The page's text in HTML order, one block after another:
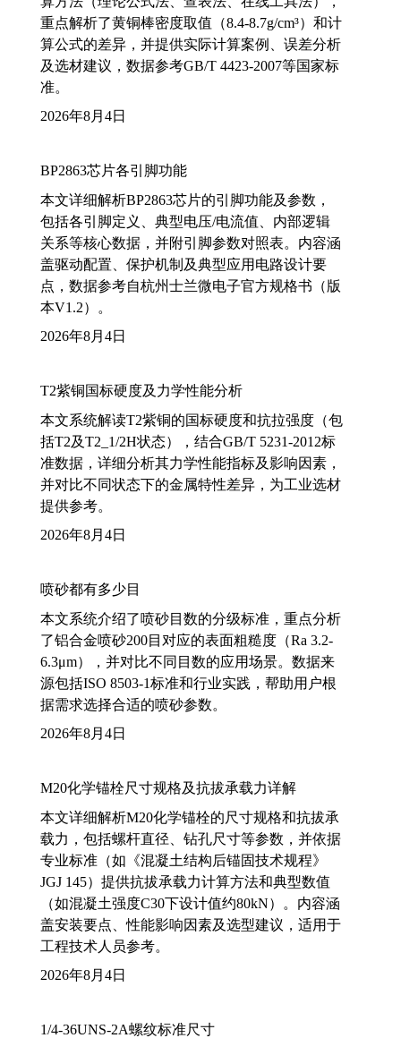
重点解析了黄铜棒密度取值（8.4-8.7g/cm³）和计
算公式的差异，并提供实际计算案例、误差分析
及选材建议，数据参考GB/T 4423-2007等国家标
准。
2026年8月4日
BP2863芯片各引脚功能
本文详细解析BP2863芯片的引脚功能及参数，
包括各引脚定义、典型电压/电流值、内部逻辑
关系等核心数据，并附引脚参数对照表。内容涵
盖驱动配置、保护机制及典型应用电路设计要
点，数据参考自杭州士兰微电子官方规格书（版
本V1.2）。
2026年8月4日
T2紫铜国标硬度及力学性能分析
本文系统解读T2紫铜的国标硬度和抗拉强度（包
括T2及T2_1/2H状态），结合GB/T 5231-2012标
准数据，详细分析其力学性能指标及影响因素，
并对比不同状态下的金属特性差异，为工业选材
提供参考。
2026年8月4日
喷砂都有多少目
本文系统介绍了喷砂目数的分级标准，重点分析
了铝合金喷砂200目对应的表面粗糙度（Ra 3.2-
6.3μm），并对比不同目数的应用场景。数据来
源包括ISO 8503-1标准和行业实践，帮助用户根
据需求选择合适的喷砂参数。
2026年8月4日
M20化学锚栓尺寸规格及抗拔承载力详解
本文详细解析M20化学锚栓的尺寸规格和抗拔承
载力，包括螺杆直径、钻孔尺寸等参数，并依据
专业标准（如《混凝土结构后锚固技术规程》
JGJ 145）提供抗拔承载力计算方法和典型数值
（如混凝土强度C30下设计值约80kN）。内容涵
盖安装要点、性能影响因素及选型建议，适用于
工程技术人员参考。
2026年8月4日
1/4-36UNS-2A螺纹标准尺寸